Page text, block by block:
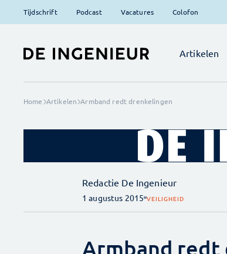
Tijdschrift Podcast Vacatures Colofon
Artikelen
Home Artikelen Armband redt drenkelingen
Redactie De Ingenieur
1 augustus 2015 VEILIGHEID
Armband